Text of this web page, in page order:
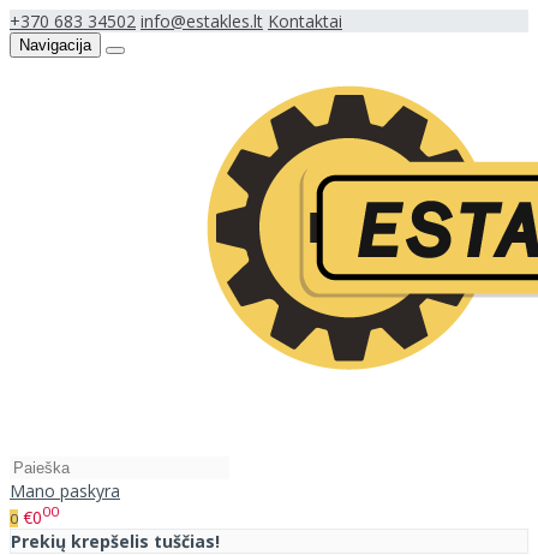
+370 683 34502 info@estakles.lt Kontaktai
Navigacija
Mano paskyra
0 €000
Prekių krepšelis tuščias!